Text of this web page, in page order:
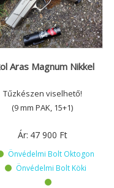
Aras Magnum Nikkel
Tűzkészen viselhető!
(9 mm PAK, 15+1)
Ár: 47 900 Ft
Önvédelmi Bolt Oktogon
Önvédelmi Bolt Köki